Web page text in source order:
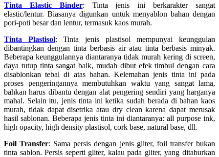
Tinta Elastic Binder: Tinta jenis ini berkarakter sangat
elastic/lentur. Biasanya digunkan untuk menyablon bahan dengan
pori-poti besar dan lentur, termasuk kaos murah.
Tinta Plastisol: Tinta jenis plastisol mempunyai keunggulan
dibantingkan dengan tinta berbasis air atau tinta berbasis minyak.
Beberapa keunggulannya diantaranya tidak murah kering di screen,
daya tutup tinta sangat baik, mudah dibut efek timbul dengan cara
disablonkan tebal di atas bahan. Kelemahan jenis tinta ini pada
proses pengeringannya membutuhkan waktu yang sangat lama,
bahkan harus dibantu dengan alat pengering sendiri yang harganya
mahal. Selain itu, jenis tinta ini ketika sudah berada di bahan kaos
murah, tidak dapat disetrika atau dry clean karena dapat merusak
hasil sablonan. Beberapa jenis tinta ini diantaranya: all purpose ink,
high opacity, high density plastisol, cork base, natural base, dll.
Foil Transfer: Sama persis dengan jenis gliter, foil transfer bukan
tinta sablon. Persis seperti gliter, kalau pada gliter, yang ditaburkan